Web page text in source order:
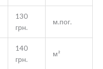
130
грн.
м.пог.
140
грн.
м²